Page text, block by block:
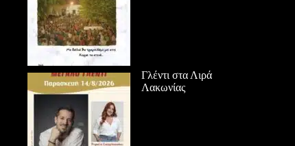
Γλέντι στα Λιρά
Λακωνίας